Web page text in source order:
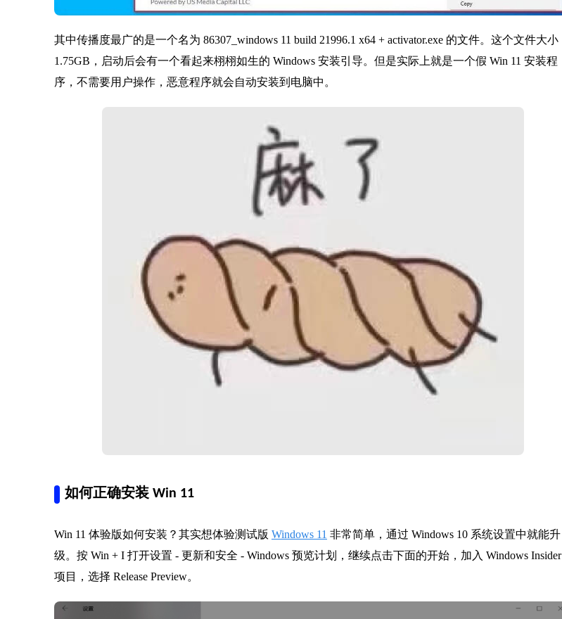
其中传播度最广的是一个名为 86307_windows 11 build 21996.1 x64 + activator.exe 的文件。这个文件大小
1.75GB，启动后会有一个看起来栩栩如生的 Windows 安装引导。但是实际上就是一个假 Win 11 安装程
序，不需要用户操作，恶意程序就会自动安装到电脑中。
如何正确安装 Win 11
Win 11 体验版如何安装？其实想体验测试版 Windows 11 非常简单，通过 Windows 10 系统设置中就能升
级。按 Win + I 打开设置 - 更新和安全 - Windows 预览计划， 继续点击下面的开始，加入 Windows Insider
项目，选择 Release Preview。